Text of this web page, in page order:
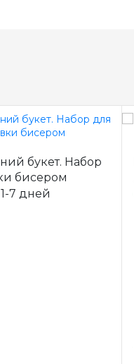
букет. Набор
бисером
7 дней